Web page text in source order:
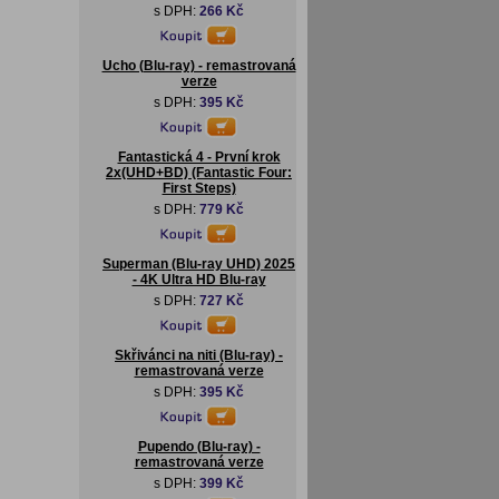
s DPH: 266 Kč
Ucho (Blu-ray) - remastrovaná
verze
s DPH: 395 Kč
Fantastická 4 - První krok
2x(UHD+BD) (Fantastic Four:
First Steps)
s DPH: 779 Kč
Superman (Blu-ray UHD) 2025
- 4K Ultra HD Blu-ray
s DPH: 727 Kč
Skřivánci na niti (Blu-ray) -
remastrovaná verze
s DPH: 395 Kč
Pupendo (Blu-ray) -
remastrovaná verze
s DPH: 399 Kč